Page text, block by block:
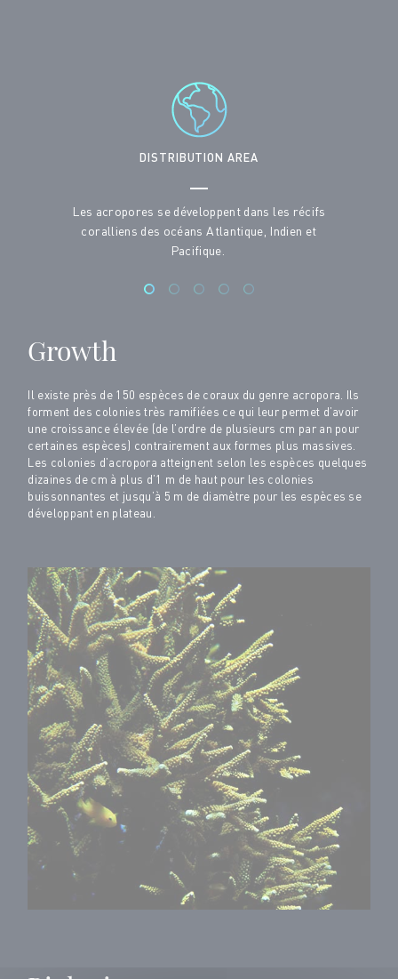
DISTRIBUTION AREA
Les acropores se développent dans les récifs
coralliens des océans Atlantique, Indien et
Pacifique.
Growth
Il existe près de 150 espèces de coraux du genre acropora. Ils
forment des colonies très ramifiées ce qui leur permet d’avoir
une croissance élevée (de l’ordre de plusieurs cm par an pour
certaines espèces) contrairement aux formes plus massives.
Les colonies d’acropora atteignent selon les espèces quelques
dizaines de cm à plus d’1 m de haut pour les colonies
buissonnantes et jusqu’à 5 m de diamètre pour les espèces se
développant en plateau.